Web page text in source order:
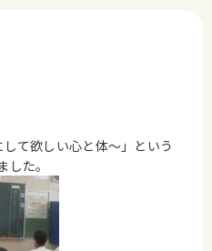
て欲しい心と体～」という
た。